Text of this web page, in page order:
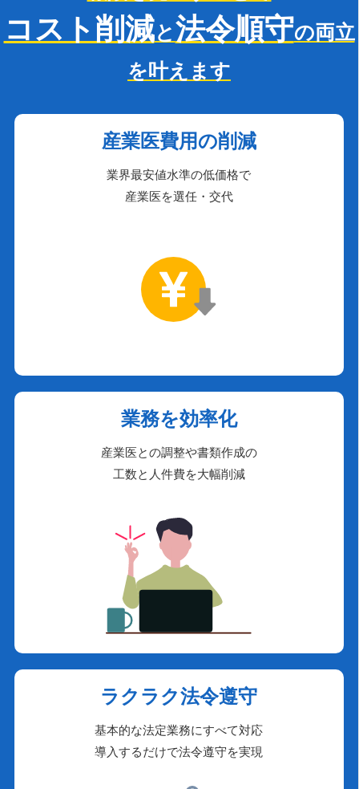
コスト削減と法令順守の両立
を叶えます
産業医費用の削減
業界最安値水準の低価格で
産業医を選任・交代
業務を効率化
産業医との調整や書類作成の
工数と人件費を大幅削減
ラクラク法令遵守
基本的な法定業務にすべて対応
導入するだけで法令遵守を実現